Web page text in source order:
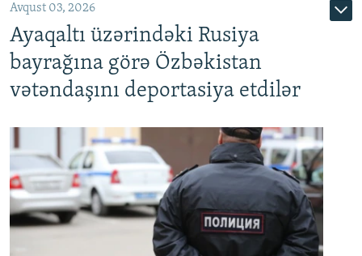
Avqust 03, 2026
Ayaqaltı üzərindəki Rusiya
bayrağına görə Özbəkistan
vətəndaşını deportasiya etdilər